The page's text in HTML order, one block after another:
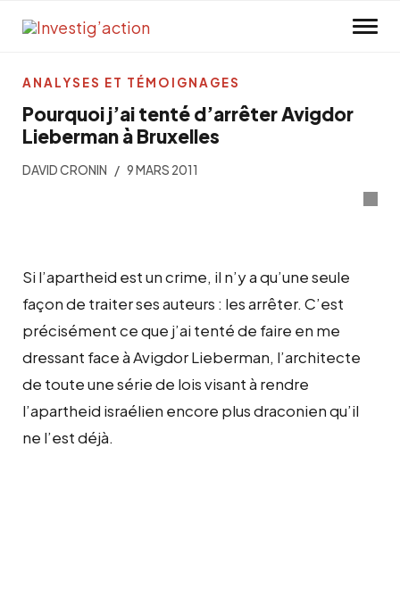
Pourquoi j’ai tenté d’arrêter Avigdor
Lieberman à Bruxelles
DAVID CRONIN 9 MARS 2011
Si l’apartheid est un crime, il n’y a qu’une seule
façon de traiter ses auteurs : les arrêter. C’est
précisément ce que j’ai tenté de faire en me
dressant face à Avigdor Lieberman, l’architecte
de toute une série de lois visant à rendre
l’apartheid israélien encore plus draconien qu’il
ne l’est déjà.
ANALYSES ET TÉMOIGNAGES